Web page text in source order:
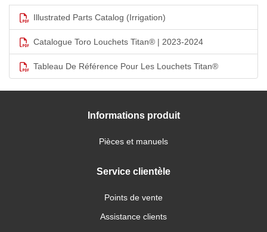
Illustrated Parts Catalog (Irrigation)
Catalogue Toro Louchets Titan® | 2023-2024
Tableau De Référence Pour Les Louchets Titan®
Informations produit
Pièces et manuels
Service clientèle
Points de vente
Assistance clients